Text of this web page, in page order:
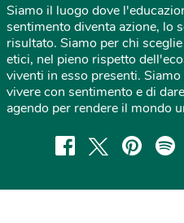
Siamo il luogo dove
sentimento diventa azione, lo
risultato. Siamo per chi
etici, nel pieno rispetto
viventi in esso presenti.
vivere con sentimento e di
agendo per rendere il mondo